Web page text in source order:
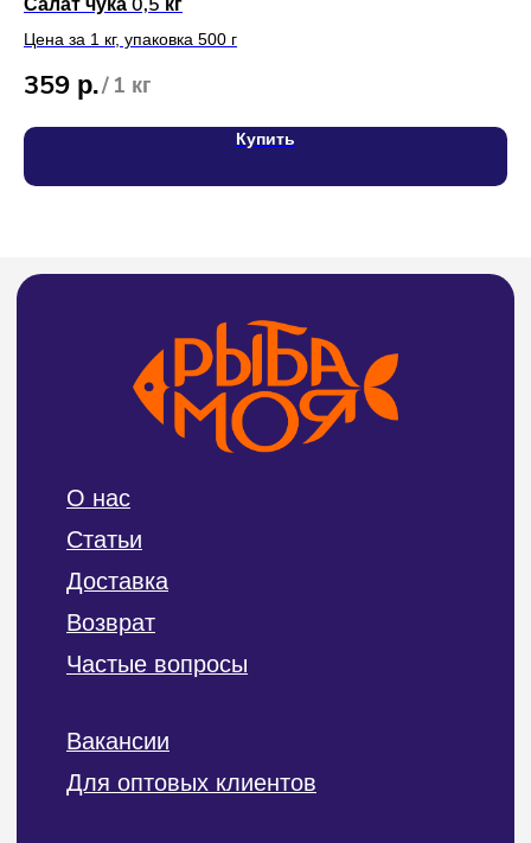
Салат чука 0,5 кг
Цена за 1 кг, упаковка 500 г
359 р./ 1 кг
Купить
Для оптовых клиентов
Вакансии
Политика конфиденциальности и обработки
персональных данных
ОГРНИП 319272400004654